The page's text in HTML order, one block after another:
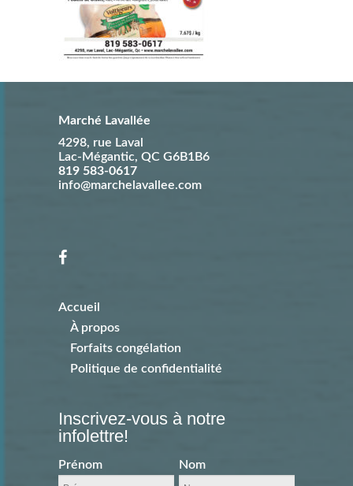
Marché Lavallée
4298, rue Laval
Lac-Mégantic, QC G6B1B6
819 583-0617
info@marchelavallee.com
Accueil
À propos
Forfaits congélation
Politique de confidentialité
Inscrivez-vous à notre
infolettre!
Prénom Nom